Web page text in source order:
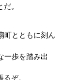
。
町とともに刻ん
一歩を踏み出
ぞ。